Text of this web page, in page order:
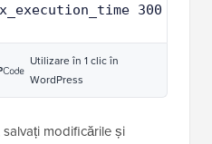
300
Utilizare în 1 clic în
WordPress
modificările și